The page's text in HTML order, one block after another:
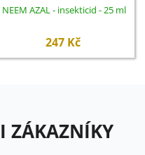
NEEM AZAL - insekticid - 25 ml
247 Kč
ZÁKAZNÍKY